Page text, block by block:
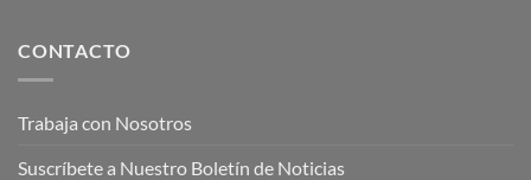
CONTACTO
Trabaja con Nosotros
Suscríbete a Nuestro Boletín de Noticias